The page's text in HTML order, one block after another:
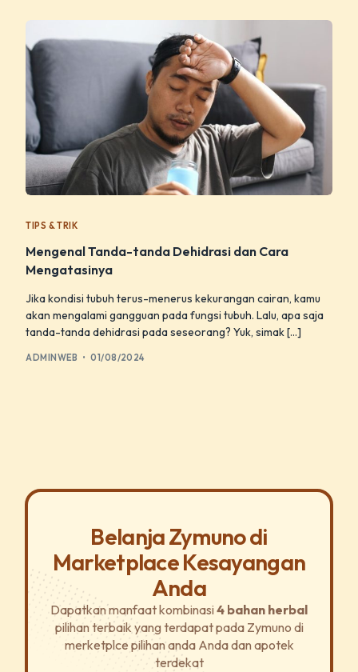
TIPS & TRIK
Mengenal Tanda-tanda Dehidrasi dan Cara
Mengatasinya
Jika kondisi tubuh terus-menerus kekurangan cairan, kamu
akan mengalami gangguan pada fungsi tubuh. Lalu, apa saja
tanda-tanda dehidrasi pada seseorang? Yuk, simak […]
ADMINWEB 01/08/2024
Belanja Zymuno di
Marketplace Kesayangan
Anda
Dapatkan manfaat kombinasi 4 bahan herbal
pilihan terbaik yang terdapat pada Zymuno di
merketplce pilihan anda Anda dan apotek
terdekat